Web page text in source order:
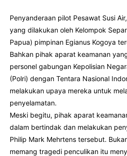
Penyanderaan pilot Pesawat Susi
yang dilakukan oleh Kelompok
Papua) pimpinan Egianus Kogoya
Bahkan pihak aparat keamanan
personel gabungan Kepolisian
(Polri) dengan Tentara Nasional
melakukan upaya mereka untuk
penyelamatan.
Meski begitu, pihak aparat
dalam bertindak dan melakukan
Philip Mark Mehrtens tersebut.
memang tragedi penculikan itu